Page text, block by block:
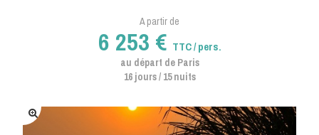
A partir de
6 253 € TTC / pers.
au départ de Paris
16 jours / 15 nuits